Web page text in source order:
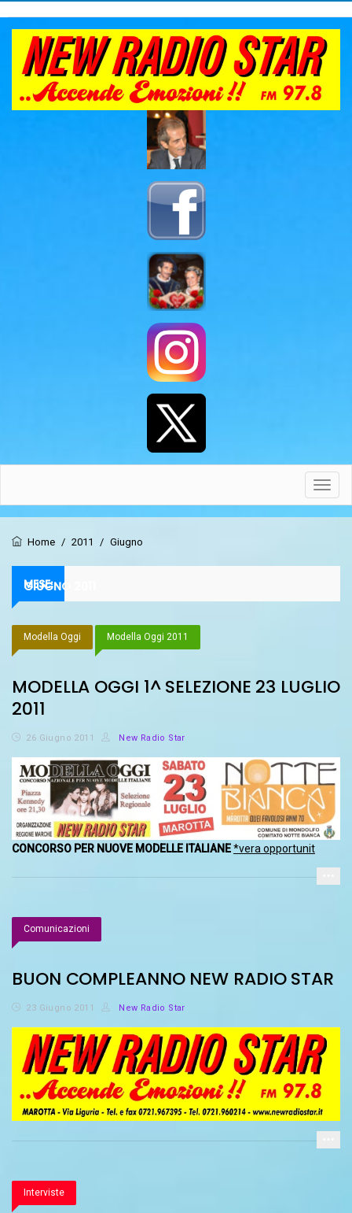
Home / 2011 / Giugno
MESE:
GIUGNO 2011
Modella Oggi Modella Oggi 2011
MODELLA OGGI 1^ SELEZIONE 23 LUGLIO
2011
26 Giugno 2011 New Radio Star
CONCORSO PER NUOVE MODELLE ITALIANE*vera opportunit
Comunicazioni
BUON COMPLEANNO NEW RADIO STAR
23 Giugno 2011 New Radio Star
Interviste